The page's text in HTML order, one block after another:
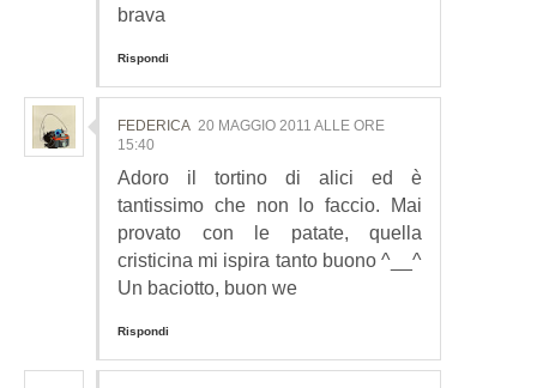
brava
Rispondi
FEDERICA 20 MAGGIO 2011 ALLE ORE
15:40
Adoro il tortino di alici ed è
tantissimo che non lo faccio. Mai
provato con le patate, quella
cristicina mi ispira tanto buono ^__^
Un baciotto, buon we
Rispondi